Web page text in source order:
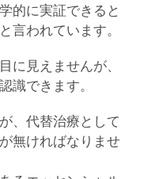
的に実証できると
言われています。
に見えませんが、
識できます。
、代替治療として
無ければなりませ